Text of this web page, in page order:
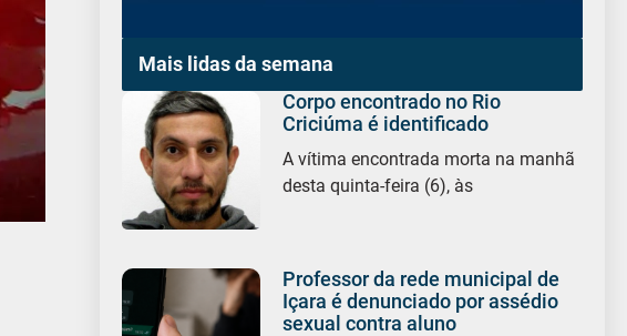
Mais lidas da semana
Corpo encontrado no Rio
Criciúma é identificado
A vítima encontrada morta na manhã
desta quinta-feira (6), às
Professor da rede municipal de
Içara é denunciado por assédio
sexual contra aluno